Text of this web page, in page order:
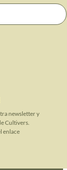
newsletter y
Cultivers.
enlace